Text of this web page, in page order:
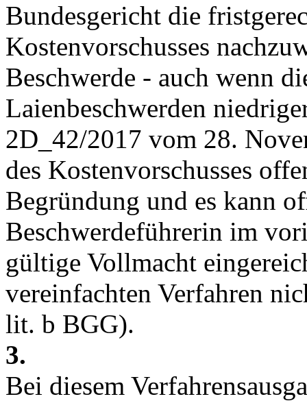
Bundesgericht die
Kostenvorschusses
Beschwerde - auch wenn
Laienbeschwerden
2D_42/2017 vom 28.
des Kostenvorschusses
Begründung und es kann
Beschwerdeführerin im
gültige Vollmacht
vereinfachten Verfahren
lit. b BGG).
3.
Bei diesem